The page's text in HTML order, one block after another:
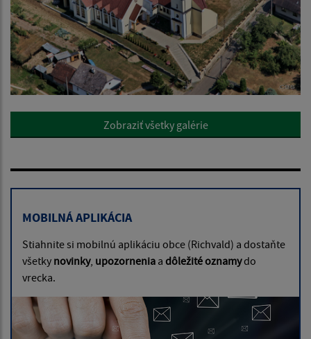
Zobraziť všetky galérie
MOBILNÁ APLIKÁCIA
Stiahnite si mobilnú aplikáciu obce (Richvald) a dostaňte
všetky novinky, upozornenia a dôležité oznamydo
vrecka.